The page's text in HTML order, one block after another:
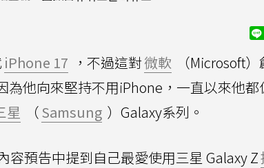
iPhone 17 ，不過這對微軟
（Microsoft
為他向來堅持不用iPhone，一直以來他都
星 （Samsung ）Galaxy系列。
容預告中提到自己最愛使用三星 Galaxy Z